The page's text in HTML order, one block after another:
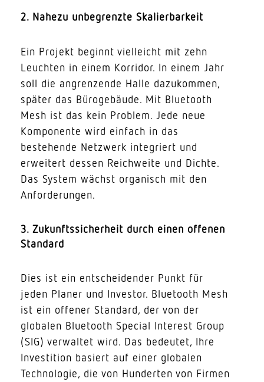
2. Nahezu unbe­grenzte Skalierbarkeit
Ein Projekt beginnt viel­leicht mit zehn
Leuchten in einem Korridor. In einem Jahr
soll die angren­zende Halle dazu­kommen,
später das Büro­ge­bäude. Mit Blue­tooth
Mesh ist das kein Problem. Jede neue
Kompo­nente wird einfach in das
bestehende Netzwerk inte­griert und
erweitert dessen Reich­weite und Dichte.
Das System wächst orga­nisch mit den
Anforderungen.
3. Zukunfts­si­cherheit durch einen offenen
Standard
Dies ist ein entschei­dender Punkt für
jeden Planer und Investor. Blue­tooth Mesh
ist ein offener Standard, der von der
globalen Blue­tooth Special Interest Group
(SIG) verwaltet wird. Das bedeutet, Ihre
Inves­tition basiert auf einer globalen
Tech­no­logie, die von Hunderten von Firmen